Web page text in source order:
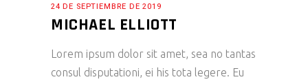
24 DE SEPTIEMBRE DE 2019
MICHAEL ELLIOTT
Lorem ipsum dolor sit amet, sea no tantas
consul disputationi, ei his tota legere. Eu